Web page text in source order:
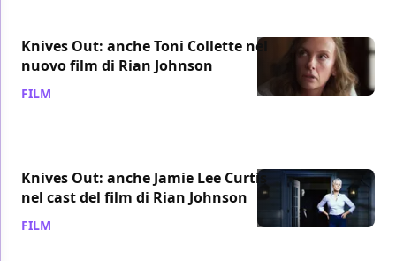
Knives Out: anche Toni Collette nel
nuovo film di Rian Johnson
FILM
Knives Out: anche Jamie Lee Curtis
nel cast del film di Rian Johnson
FILM